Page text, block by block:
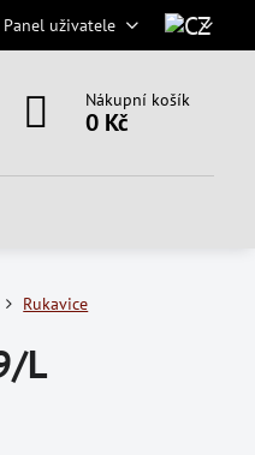
Panel uživatele
Nákupní košík
0 Kč
Rukavice
L